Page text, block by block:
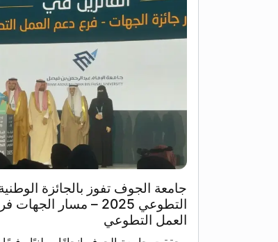
جامعة الجوف تفوز بالجائزة
التطوعي 2025 – مسار
العمل التطوعي